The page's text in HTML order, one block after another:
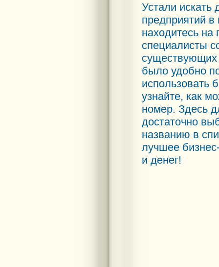
Устали искать
предприятий в
находитесь
специалисты
существующих
было удобно
использовать
узнайте, как
номер. Здесь
достаточно
названию в
лучшее
и денег!